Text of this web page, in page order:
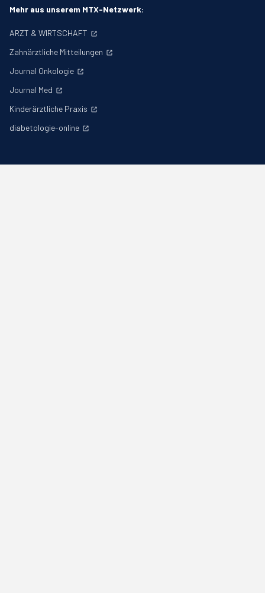
Mehr aus unserem MTX-Netzwerk:
ARZT & WIRTSCHAFT
Zahnärztliche Mitteilungen
Journal Onkologie
Journal Med
Kinderärztliche Praxis
diabetologie-online